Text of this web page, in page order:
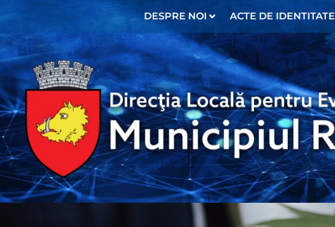
DESPRE NOI ACTE DE IDENTITATE